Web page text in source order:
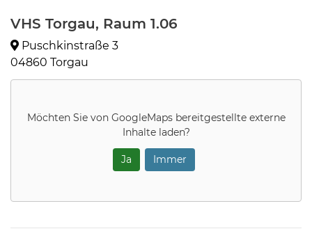
VHS Torgau, Raum 1.06
Puschkinstraße 3
04860 Torgau
Möchten Sie von GoogleMapsbereitgestellte externe
Inhalte laden?
Ja Immer